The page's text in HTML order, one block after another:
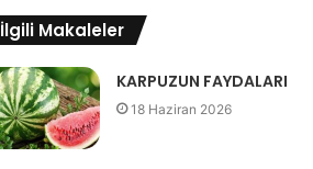
İlgili Makaleler
KARPUZUN FAYDALARI
18 Haziran 2026